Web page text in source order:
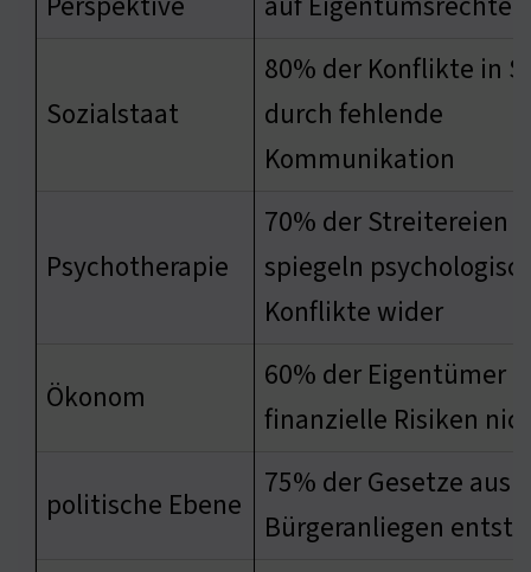
Sozialstaat
80% der Konflikte in
durch fehlende
Kommunikation
Psychotherapie
70% der Streitereien
spiegeln
Konflikte wider
Ökonom
60% der Eigentümer
finanzielle Risiken
politische Ebene
75% der Gesetze aus
Bürgeranliegen